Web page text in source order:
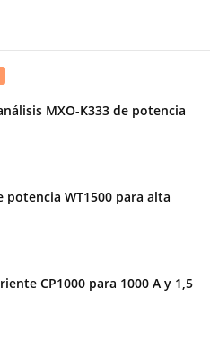
MXO-K333 de potencia
potencia WT1500 para alta
CP1000 para 1000 A y 1,5